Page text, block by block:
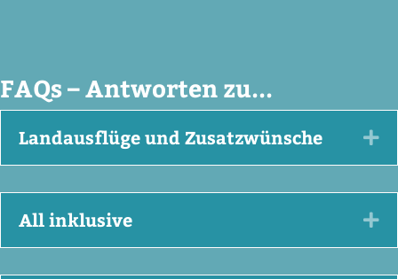
FAQs – Antworten zu...
Landausflüge und Zusatzwünsche
All inklusive